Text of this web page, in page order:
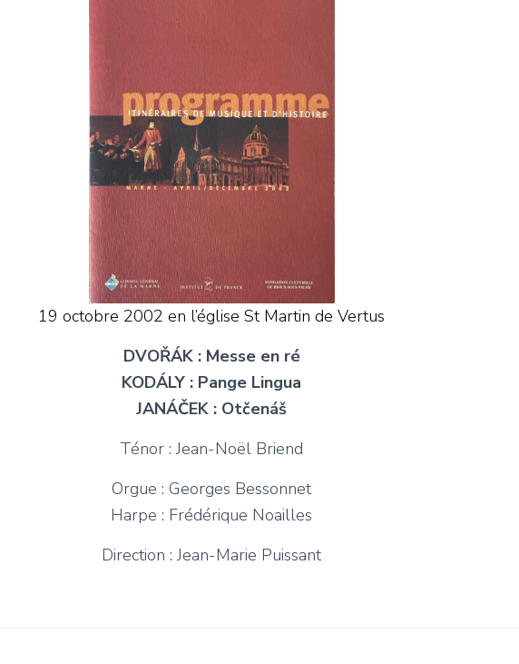
19 octobre 2002 en l’église St Martin de Vertus
DVOŘÁK : Messe en ré
KODÁLY : Pange Lingua
JANÁČEK : Otčenáš
Ténor : Jean-Noël Briend
Orgue : Georges Bessonnet
Harpe : Frédérique Noailles
Direction : Jean-Marie Puissant